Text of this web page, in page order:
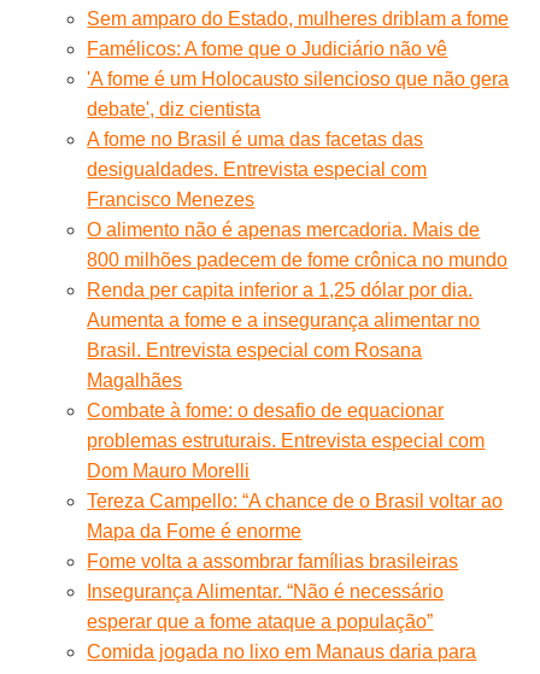
Sem amparo do Estado, mulheres driblam a fome
Famélicos: A fome que o Judiciário não vê
'A fome é um Holocausto silencioso que não gera
debate', diz cientista
A fome no Brasil é uma das facetas das
desigualdades. Entrevista especial com
Francisco Menezes
O alimento não é apenas mercadoria. Mais de
800 milhões padecem de fome crônica no mundo
Renda per capita inferior a 1,25 dólar por dia.
Aumenta a fome e a insegurança alimentar no
Brasil. Entrevista especial com Rosana
Magalhães
Combate à fome: o desafio de equacionar
problemas estruturais. Entrevista especial com
Dom Mauro Morelli
Tereza Campello: “A chance de o Brasil voltar ao
Mapa da Fome é enorme
Fome volta a assombrar famílias brasileiras
Insegurança Alimentar. “Não é necessário
esperar que a fome ataque a população”
Comida jogada no lixo em Manaus daria para